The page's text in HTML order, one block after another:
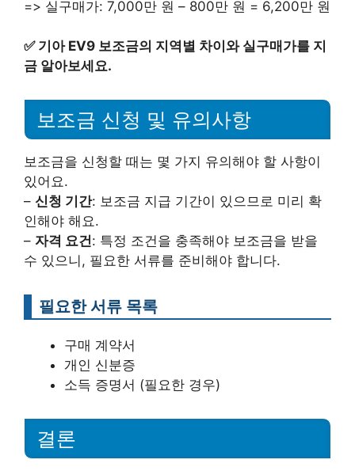
=> 실구매가: 7,000만 원 – 800만 원 = 6,200만 원
✅ 기아 EV9 보조금의 지역별 차이와 실구매가를 지
금 알아보세요.
보조금 신청 및 유의사항
보조금을 신청할 때는 몇 가지 유의해야 할 사항이
있어요.
– 신청 기간: 보조금 지급 기간이 있으므로 미리 확
인해야 해요.
– 자격 요건: 특정 조건을 충족해야 보조금을 받을
수 있으니, 필요한 서류를 준비해야 합니다.
필요한 서류 목록
구매 계약서
개인 신분증
소득 증명서 (필요한 경우)
결론